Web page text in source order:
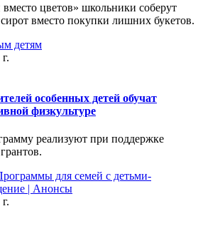
цветов» школьники соберут
вместо покупки лишних букетов.
детям
особенных детей обучат
физкультуре
реализуют при поддержке
для семей с детьми-
| Анонсы